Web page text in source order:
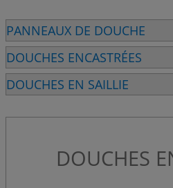
PANNEAUX DE DOUCHE
DOUCHES ENCASTRÉES
DOUCHES EN SAILLIE
DOUCHES